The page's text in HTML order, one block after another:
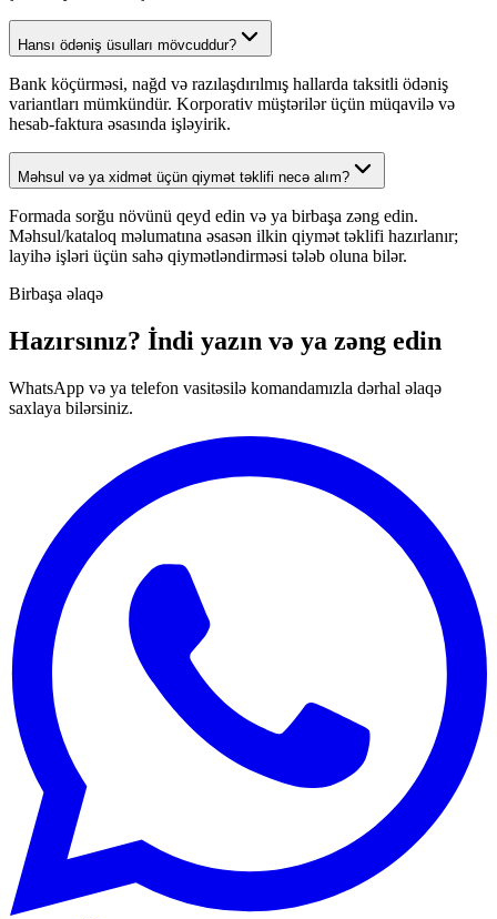
Hansı ödəniş üsulları mövcuddur?
Bank köçürməsi, nağd və razılaşdırılmış hallarda taksitli ödəniş
variantları mümkündür. Korporativ müştərilər üçün müqavilə və
hesab-faktura əsasında işləyirik.
Məhsul və ya xidmət üçün qiymət təklifi necə alım?
Formada sorğu növünü qeyd edin və ya birbaşa zəng edin.
Məhsul/kataloq məlumatına əsasən ilkin qiymət təklifi hazırlanır;
layihə işləri üçün sahə qiymətləndirməsi tələb oluna bilər.
Birbaşa əlaqə
Hazırsınız? İndi yazın və ya zəng edin
WhatsApp və ya telefon vasitəsilə komandamızla dərhal əlaqə
saxlaya bilərsiniz.